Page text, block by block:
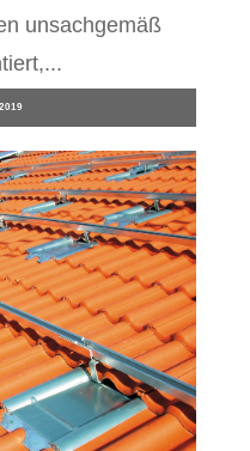
unsachgemäß